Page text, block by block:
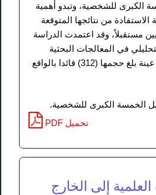
الكبرى للشخصية، وتبدو أهمية
من نتائجها المتوقعة
مستقبلاً، وقد اعتمدت الدراسة
في المعالجات البحثية
الخاصة بمتغيراتها على عينة بلغ حجمها (312) قائدا بالواقع
الخمسة الكبرى للشخصية.
PDF تحميل
إلى الخارج